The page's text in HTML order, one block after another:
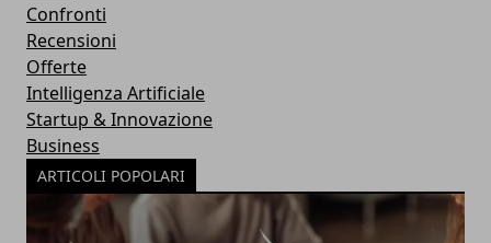
Confronti
Recensioni
Offerte
Intelligenza Artificiale
Startup & Innovazione
Business
ARTICOLI POPOLARI